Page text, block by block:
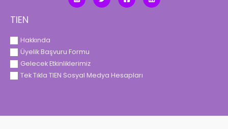
TIEN
Hakkında
Üyelik Başvuru Formu
Gelecek Etkinliklerimiz
Tek Tıkla TIEN Sosyal Medya Hesapları